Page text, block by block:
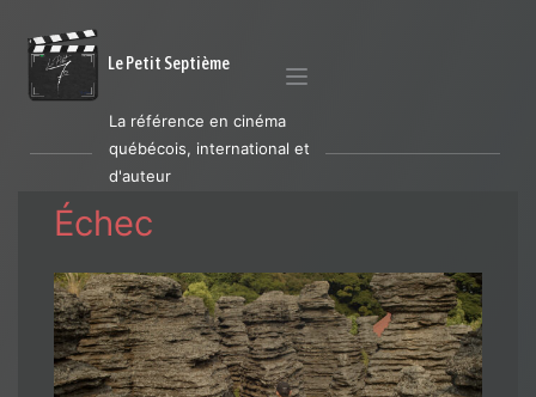
Le Petit Septième
La référence en cinéma
québécois, international et
d'auteur
Échec